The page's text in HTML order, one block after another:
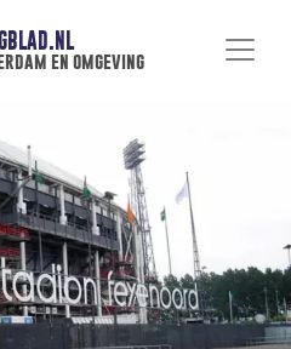
en omgeving